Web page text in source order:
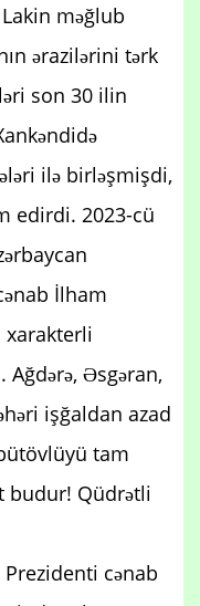
məğlub
ərazilərini tərk
son 30 ilin
ilə birləşmişdi,
edirdi. 2023-cü
İlham
Ağdərə, Əsgəran,
işğaldan azad
tam
budur! Qüdrətli
Prezidenti cənab